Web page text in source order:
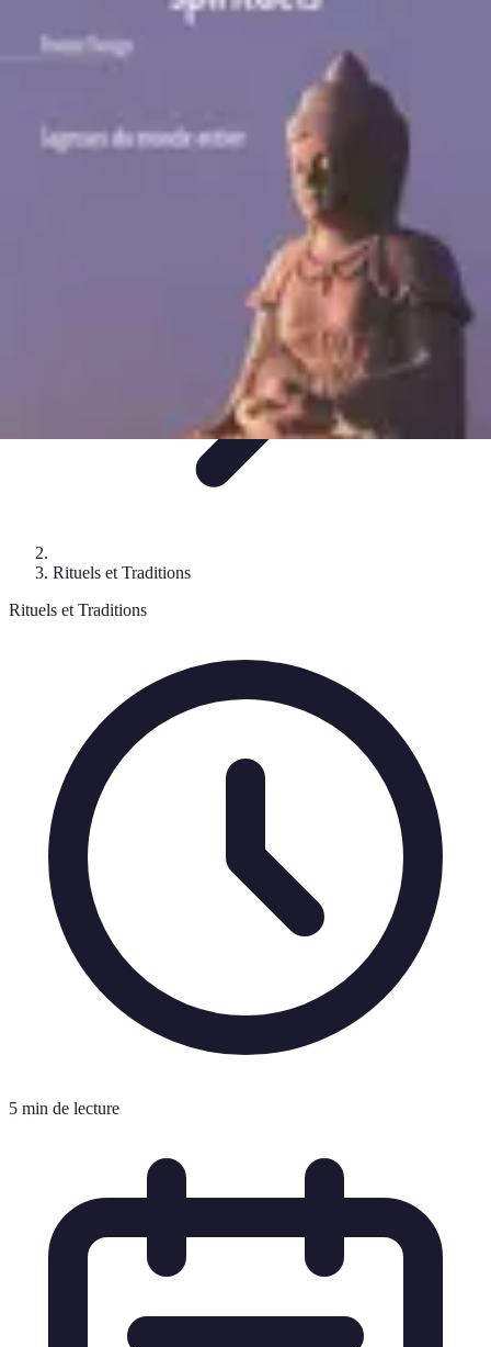
Musique et Animation
Culturelles
Cérémonie
Rituels et Traditions
Rituels et Traditions
5 min de lecture